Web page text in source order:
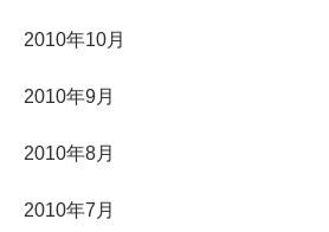
2010年10月
2010年9月
2010年8月
2010年7月